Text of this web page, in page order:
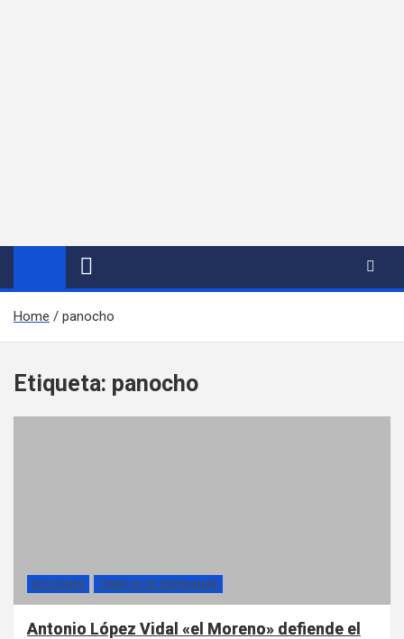
Home panocho
Etiqueta: panocho
SECCIONES TIEMPOS DE ESPERANZA
Antonio López Vidal «el Moreno» defiende el